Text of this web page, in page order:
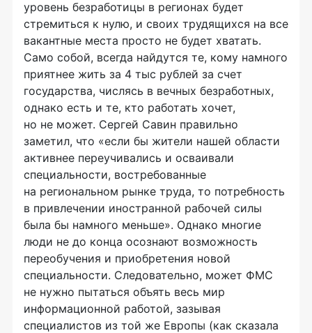
уровень безработицы в регионах будет
стремиться к нулю, и своих трудящихся на все
вакантные места просто не будет хватать.
Само собой, всегда найдутся те, кому намного
приятнее жить за 4 тыс рублей за счет
государства, числясь в вечных безработных,
однако есть и те, кто работать хочет,
но не может. Сергей Савин правильно
заметил, что «если бы жители нашей области
активнее переучивались и осваивали
специальности, востребованные
на региональном рынке труда, то потребность
в привлечении иностранной рабочей силы
была бы намного меньше». Однако многие
люди не до конца осознают возможность
переобучения и приобретения новой
специальности. Следовательно, может ФМС
не нужно пытаться объять весь мир
информационной работой, зазывая
специалистов из той же Европы (как сказала